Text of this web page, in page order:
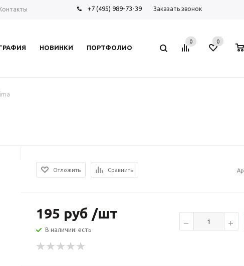
+7 (495) 989-73-39 Заказать звонок
НОВИНКИ ПОРТФОЛИО
0 0
Отложить Сравнить
195 руб /шт
В наличии: есть